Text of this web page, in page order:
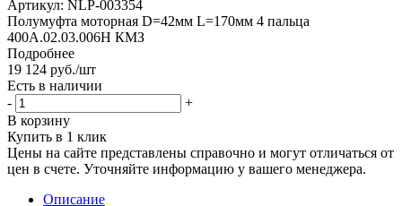
Артикул: NLP-003354
Полумуфта моторная D=42мм L=170мм 4 пальца
400А.02.03.006Н КМЗ
Подробнее
19 124 руб./шт
Есть в наличии
-
+
В корзину
Купить в 1 клик
Цены на сайте представлены справочно и могут отличаться от
цен в счете. Уточняйте информацию у вашего менеджера.
Описание